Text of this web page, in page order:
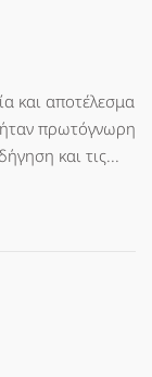
και αποτέλεσμα
ήταν πρωτόγνωρη
και τις...